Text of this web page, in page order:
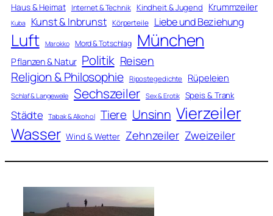
Haus & Heimat Internet & Technik Kindheit & Jugend Krummzeiler
Kuba Kunst & Inbrunst Körperteile Liebe und Beziehung
Luft Marokko Mord & Totschlag München
Pflanzen & Natur Politik Reisen
Religion & Philosophie Ripostegedichte Rüpeleien
Schlaf & Langeweile Sechszeiler Sex & Erotik Speis & Trank
Städte Tabak & Alkohol Tiere Unsinn Vierzeiler
Wasser Wind & Wetter Zehnzeiler Zweizeiler